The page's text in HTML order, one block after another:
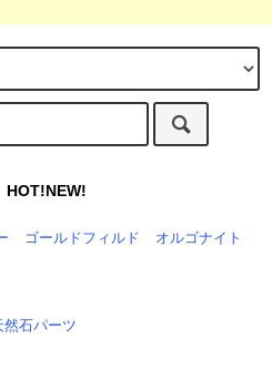
HOT!NEW!
ゴールドフィルド オルゴナイト
然石パーツ